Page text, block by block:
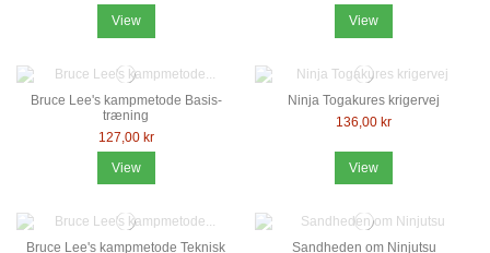
View View
Bruce Lee's kampmetode Basis-
træning
127,00 kr
View
Ninja Togakures krigervej
136,00 kr
View
Bruce Lee's kampmetode Teknisk
Sandheden om Ninjutsu